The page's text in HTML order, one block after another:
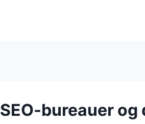
SEO-bureauer